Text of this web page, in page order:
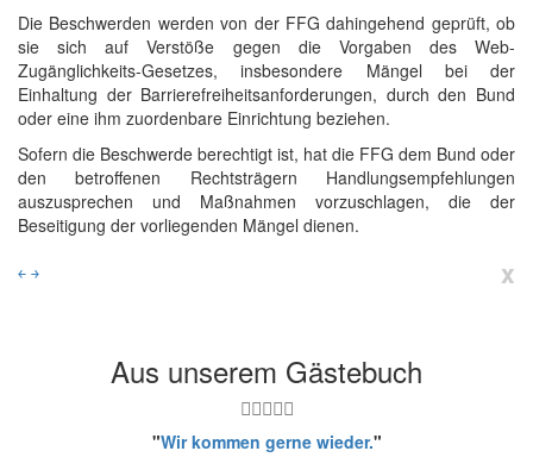
Die Beschwerden werden von der FFG dahingehend geprüft, ob
sie sich auf Verstöße gegen die Vorgaben des Web-
Zugänglichkeits-Gesetzes, insbesondere Mängel bei der
Einhaltung der Barrierefreiheitsanforderungen, durch den Bund
oder eine ihm zuordenbare Einrichtung beziehen.
Sofern die Beschwerde berechtigt ist, hat die FFG dem Bund oder
den betroffenen Rechtsträgern Handlungsempfehlungen
auszusprechen und Maßnahmen vorzuschlagen, die der
Beseitigung der vorliegenden Mängel dienen.
￩ ￫ x
Aus unserem Gästebuch
"Wir kommen gerne wieder."